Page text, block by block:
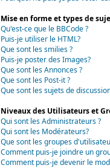
Mise en forme et types de
Qu'est-ce que le BBCode ?
Puis-je utiliser le HTML?
Que sont les smilies ?
Puis-je poster des Images?
Que sont les Annonces ?
Que sont les Post-it ?
Que sont les sujets de
Niveaux des Utilisateurs et
Qui sont les Administrateurs ?
Qui sont les Modérateurs?
Que sont les groupes
Comment puis-je joindre un
Comment puis-je devenir le